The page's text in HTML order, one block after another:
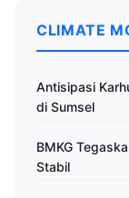
CLIMATE
Antisipasi
di Sumsel
BMKG
Stabil